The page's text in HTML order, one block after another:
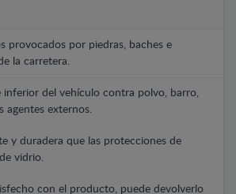
provocados por piedras, baches e
la carretera.
inferior del vehículo contra polvo, barro,
agentes externos.
y duradera que las protecciones de
vidrio.
con el producto, puede devolverlo